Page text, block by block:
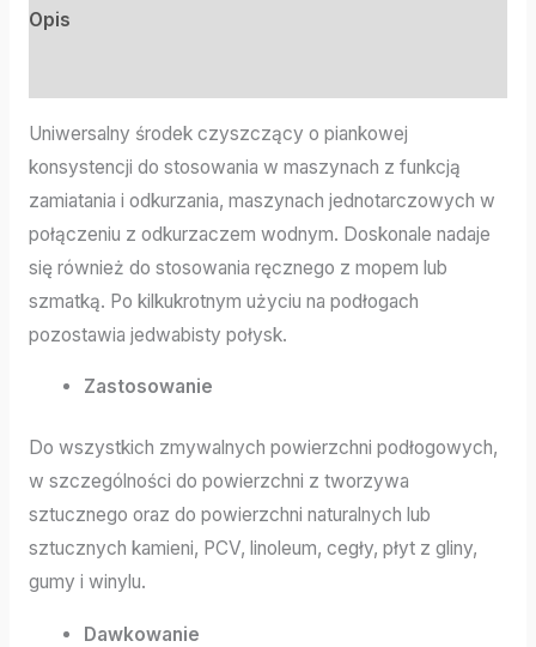
Opis
Uniwersalny środek czyszczący o piankowej
konsystencji do stosowania w maszynach z funkcją
zamiatania i odkurzania, maszynach jednotarczowych w
połączeniu z odkurzaczem wodnym. Doskonale nadaje
się również do stosowania ręcznego z mopem lub
szmatką. Po kilkukrotnym użyciu na podłogach
pozostawia jedwabisty połysk.
Zastosowanie
Do wszystkich zmywalnych powierzchni podłogowych,
w szczególności do powierzchni z tworzywa
sztucznego oraz do powierzchni naturalnych lub
sztucznych kamieni, PCV, linoleum, cegły, płyt z gliny,
gumy i winylu.
Dawkowanie